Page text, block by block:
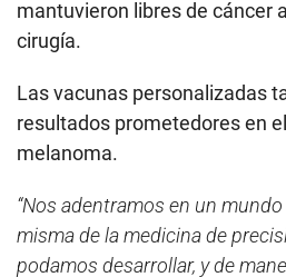
mantuvieron libres de cáncer
cirugía.
Las vacunas personalizadas
resultados prometedores en
melanoma.
“Nos adentramos en un
misma de la medicina de
podamos desarrollar, y de